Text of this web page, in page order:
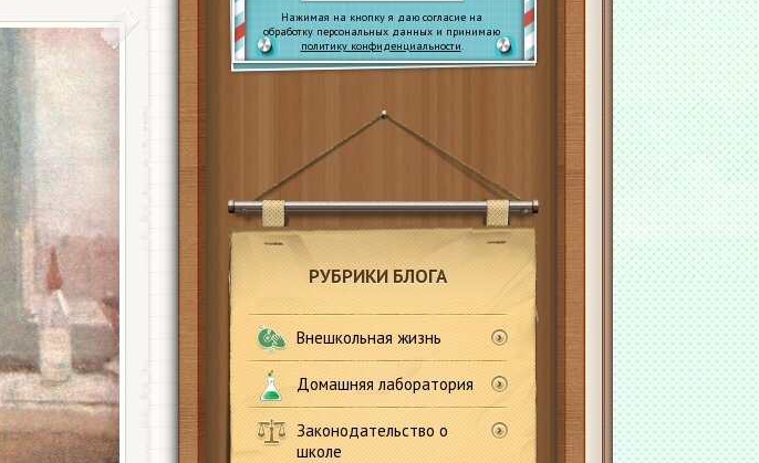
Нажимая на кнопку я даю согласие на
обработку персональных данных и принимаю
политику конфиденциальности.
РУБРИКИ БЛОГА
Внешкольная жизнь
Домашняя лаборатория
Законодательство о
школе